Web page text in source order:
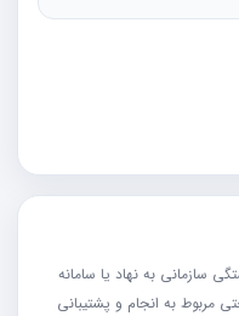
به نهاد یا سامانه
مربوط به انجام و پشتیبانی